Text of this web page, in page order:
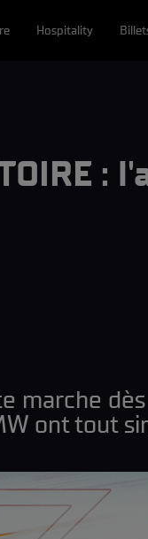
Hospitality
marche
ont tout